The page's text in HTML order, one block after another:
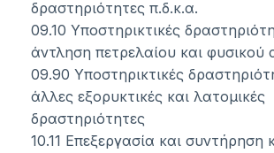
δραστηριότητες π.δ.κ.α.
09.10 Υποστηρικτικές
άντληση πετρελαίου και φυσικού
09.90 Υποστηρικτικές
άλλες εξορυκτικές και λατομικές
δραστηριότητες
10.11 Επεξεργασία και συντήρηση